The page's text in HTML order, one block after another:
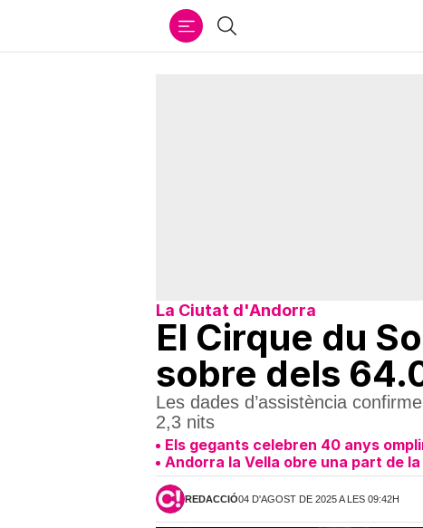
Cercar
La Ciutat d'Andorra
El Cirque du
sobre dels
Les dades d’assistència
2,3 nits
Els gegants celebren 40 anys
Andorra la Vella obre una part de
REDACCIÓ04 D'AGOST DE 2025 A LES 09:42H